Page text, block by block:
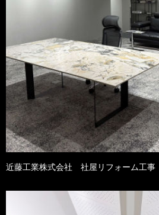
近藤工業株式会社 社屋リフォーム工事